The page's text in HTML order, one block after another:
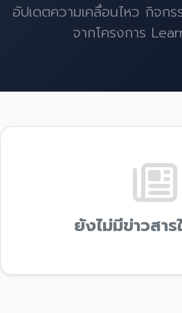
อัปเดตความเคลื่อนไหว กิจก
จากโครงการ
ยังไม่มีข่าวสา